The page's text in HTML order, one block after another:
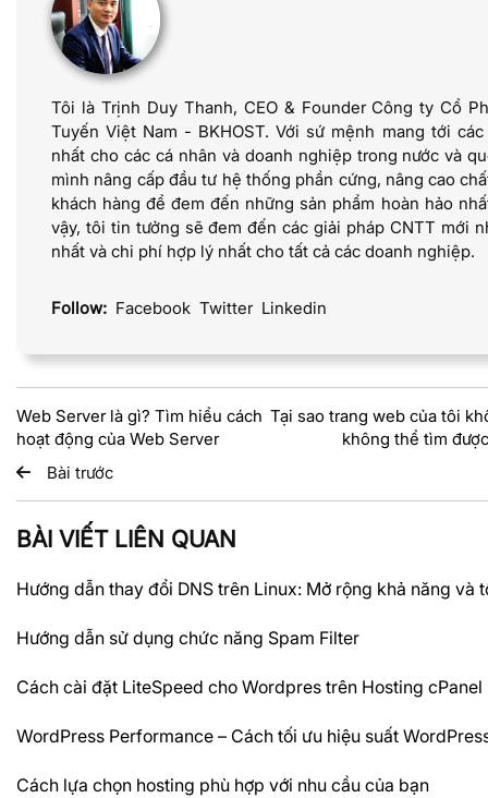
Tôi là Trịnh Duy Thanh, CEO & Founder Công ty Cổ
Tuyến Việt Nam - BKHOST. Với sứ mệnh mang tới
nhất cho các cá nhân và doanh nghiệp trong nước và
mình nâng cấp đầu tư hệ thống phần cứng, nâng cao
khách hàng để đem đến những sản phẩm hoàn hảo
vậy, tôi tin tưởng sẽ đem đến các giải pháp CNTT mới
nhất và chi phí hợp lý nhất cho tất cả các doanh nghiệp.
Follow: Facebook Twitter Linkedin
Web Server là gì? Tìm hiểu cách
hoạt động của Web Server
Bài trước
Tại sao trang web của tôi
không thể tìm
BÀI VIẾT LIÊN QUAN
Hướng dẫn thay đổi DNS trên Linux: Mở rộng khả năng và
Hướng dẫn sử dụng chức năng Spam Filter
Cách cài đặt LiteSpeed cho Wordpres trên Hosting cPanel
WordPress Performance – Cách tối ưu hiệu suất
Cách lựa chọn hosting phù hợp với nhu cầu của bạn